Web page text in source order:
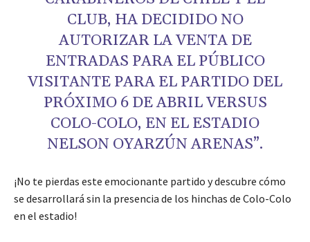
CLUB, HA DECIDIDO NO
AUTORIZAR LA VENTA DE
ENTRADAS PARA EL PÚBLICO
VISITANTE PARA EL PARTIDO DEL
PRÓXIMO 6 DE ABRIL VERSUS
COLO-COLO, EN EL ESTADIO
NELSON OYARZÚN ARENAS”.
¡No te pierdas este emocionante partido y descubre cómo
se desarrollará sin la presencia de los hinchas de Colo-Colo
en el estadio!